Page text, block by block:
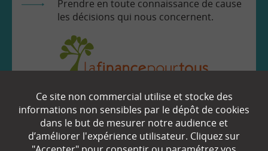
Prendre en toute connaissance de cause
les décisions qui nous concernent.
EN SAVOIR
Qui sommes-nous ?
Ce site non commercial utilise et stocke des
informations non sensibles par le dépôt de cookies
dans le but de mesurer notre audience et
d’améliorer l'expérience utilisateur. Cliquez sur